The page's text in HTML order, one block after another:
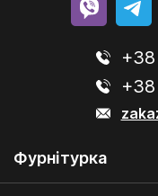
Фурнітурка